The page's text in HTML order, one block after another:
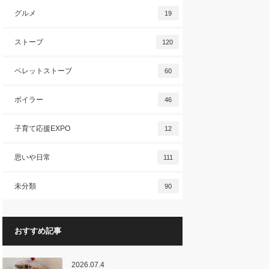
グルメ 19
ストーブ 120
ペレットストーブ 60
ボイラー 46
子育て応援EXPO 12
思いや日常 111
未分類 90
おすすめ記事
2026.07.4